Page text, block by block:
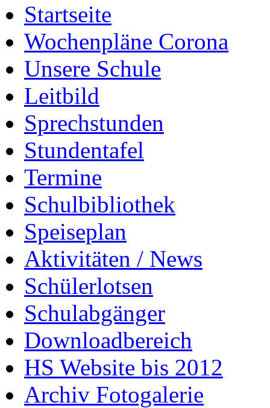
Startseite
Wochenpläne Corona
Unsere Schule
Leitbild
Sprechstunden
Stundentafel
Termine
Schulbibliothek
Speiseplan
Aktivitäten / News
Schülerlotsen
Schulabgänger
Downloadbereich
HS Website bis 2012
Archiv Fotogalerie